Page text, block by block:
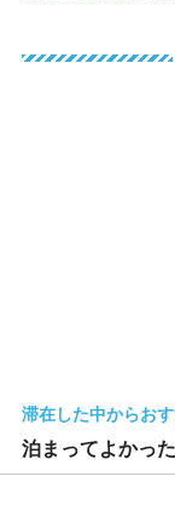
滞在した中からお
泊まってよかっ